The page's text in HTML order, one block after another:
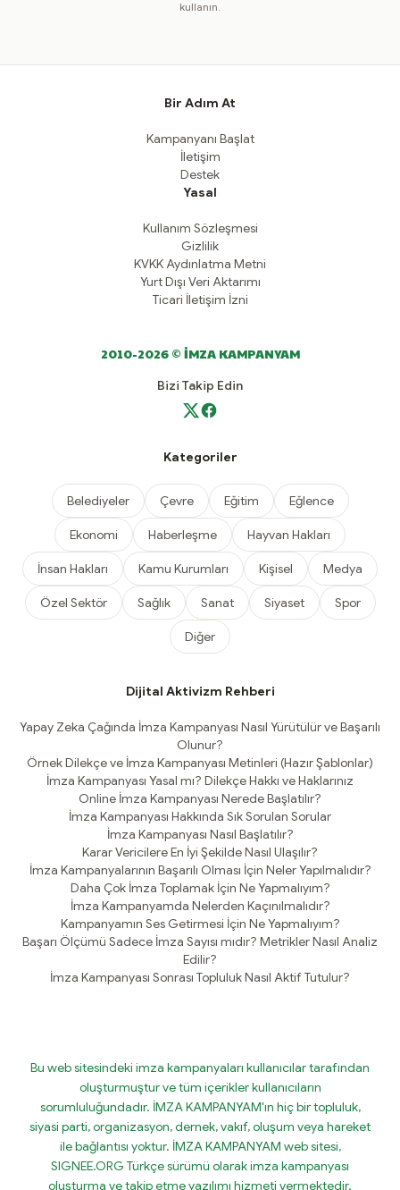
kullanın.
Bir Adım At
Kampanyanı Başlat
İletişim
Destek
Yasal
Kullanım Sözleşmesi
Gizlilik
KVKK Aydınlatma Metni
Yurt Dışı Veri Aktarımı
Ticari İletişim İzni
2010-2026 © İMZA KAMPANYAM
Bizi Takip Edin
Kategoriler
Belediyeler Çevre Eğitim Eğlence
Ekonomi Haberleşme Hayvan Hakları
İnsan Hakları Kamu Kurumları Kişisel Medya
Özel Sektör Sağlık Sanat Siyaset Spor
Diğer
Dijital Aktivizm Rehberi
Yapay Zeka Çağında İmza Kampanyası Nasıl Yürütülür ve Başarılı
Olunur?
Örnek Dilekçe ve İmza Kampanyası Metinleri (Hazır Şablonlar)
İmza Kampanyası Yasal mı? Dilekçe Hakkı ve Haklarınız
Online İmza Kampanyası Nerede Başlatılır?
İmza Kampanyası Hakkında Sık Sorulan Sorular
İmza Kampanyası Nasıl Başlatılır?
Karar Vericilere En İyi Şekilde Nasıl Ulaşılır?
İmza Kampanyalarının Başarılı Olması İçin Neler Yapılmalıdır?
Daha Çok İmza Toplamak İçin Ne Yapmalıyım?
İmza Kampanyamda Nelerden Kaçınılmalıdır?
Kampanyamın Ses Getirmesi İçin Ne Yapmalıyım?
Başarı Ölçümü Sadece İmza Sayısı mıdır? Metrikler Nasıl Analiz
Edilir?
İmza Kampanyası Sonrası Topluluk Nasıl Aktif Tutulur?
Bu web sitesindeki imza kampanyaları kullanıcılar tarafından
oluşturmuştur ve tüm içerikler kullanıcıların
sorumluluğundadır. İMZA KAMPANYAM'ın hiç bir topluluk,
siyasi parti, organizasyon, dernek, vakıf, oluşum veya hareket
ile bağlantısı yoktur. İMZA KAMPANYAM web sitesi,
SIGNEE.ORG Türkçe sürümü olarak imza kampanyası
oluşturma ve takip etme yazılımı hizmeti vermektedir.